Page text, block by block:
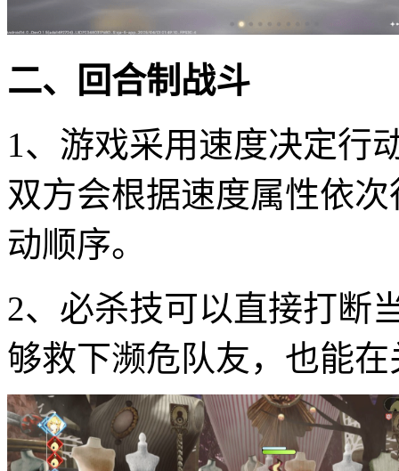
二、回合制战斗
1、游戏采用速度决定行
双方会根据速度属性依
动顺序。
2、必杀技可以直接打断
够救下濒危队友，也能